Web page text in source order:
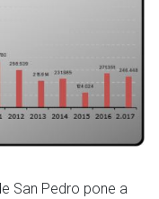
San Pedro pone a